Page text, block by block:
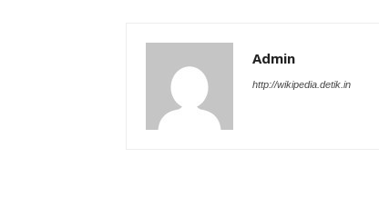
Admin
http://wikipedia.detik.in